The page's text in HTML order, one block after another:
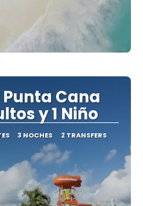
Cana
y 1 Niño
3 NOCHES 2 TRANSFERS